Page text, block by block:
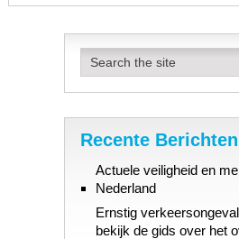
Recente Berichten
Actuele veiligheid en
Nederland
Ernstig
bekijk de gids over het